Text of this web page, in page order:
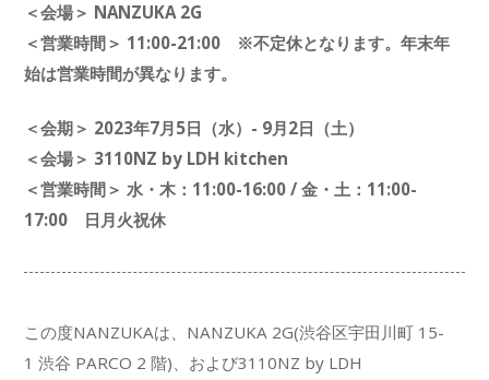
＜会場＞ NANZUKA 2G
＜営業時間＞ 11:00-21:00 ※不定休となります。年末年
始は営業時間が異なります。
＜会期＞ 2023年7月5日（水）- 9月2日（土）
＜会場＞ 3110NZ by LDH kitchen
＜営業時間＞ 水・木：11:00-16:00 / 金・土：11:00-
17:00 日月火祝休
この度NANZUKAは、NANZUKA 2G(渋谷区宇田川町 15-
1 渋谷 PARCO 2 階)、および3110NZ by LDH